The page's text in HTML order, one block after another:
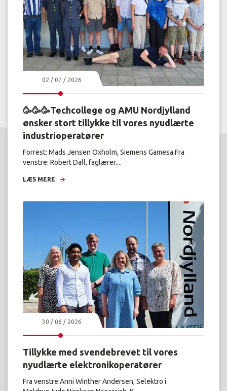
02 / 07 / 2026
🥳🥳🥳Techcollege og AMU Nordjylland
ønsker stort tillykke til vores nyudlærte
industrioperatører
Forrest: Mads Jensen Oxholm, Siemens Gamesa.Fra
venstre: Robert Dall, faglærer....
LÆS MERE
30 / 06 / 2026
Tillykke med svendebrevet til vores
nyudlærte elektronikoperatører
Fra venstre:Anni Winther Andersen, Selektro i